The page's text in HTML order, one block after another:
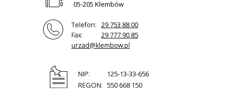
05-205 Klembów
Telefon: 29 753 88 00
Fax:
29 777 90 85
urzad@klembow.pl
NIP:
125-13-33-656
REGON: 550 668 150